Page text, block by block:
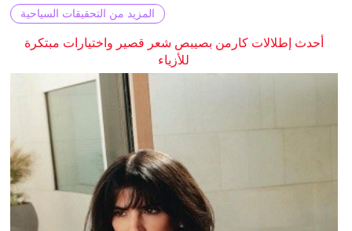
المزيد من التحقيقات السياحية
أحدث إطلالات كارمن بصيبص شعر قصير واختيارات مبتكرة
للأزياء